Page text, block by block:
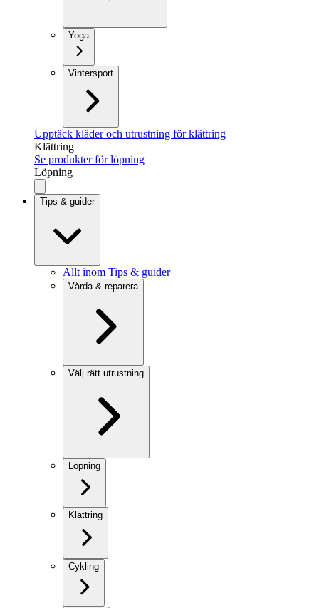
Yoga
Vintersport
Upptäck kläder och utrustning för klättring
Klättring
Se produkter för löpning
Löpning
Tips & guider
Allt inom Tips & guider
Vårda & reparera
Välj rätt utrustning
Löpning
Klättring
Cykling